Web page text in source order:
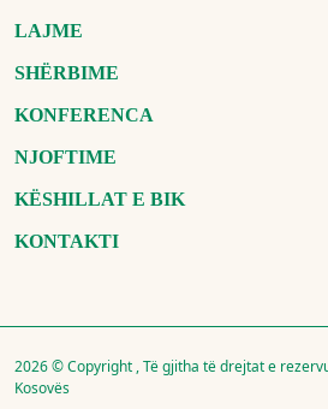
LAJME
SHËRBIME
KONFERENCA
NJOFTIME
KËSHILLAT E BIK
KONTAKTI
2026 © Copyright , Të gjitha të drejtat e
Kosovës